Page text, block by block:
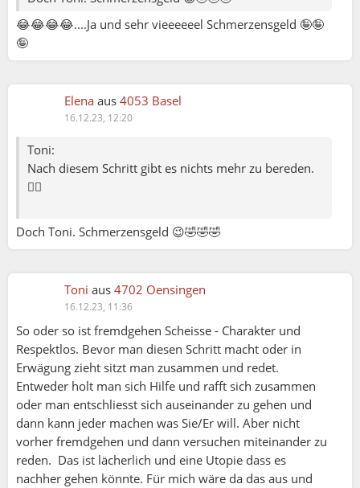
😂😂😂😂....Ja und sehr vieeeeeel Schmerzensgeld 🤪🤪
🤪
Elena aus 4053 Basel
16.12.23, 12:20
Toni:
Nach diesem Schritt gibt es nichts mehr zu bereden.
🤷‍♂️
Doch Toni. Schmerzensgeld 😉🤣🤣🤣
Toni aus 4702 Oensingen
16.12.23, 11:36
So oder so ist fremdgehen Scheisse - Charakter und
Respektlos. Bevor man diesen Schritt macht oder in
Erwägung zieht sitzt man zusammen und redet.
Entweder holt man sich Hilfe und rafft sich zusammen
oder man entschliesst sich auseinander zu gehen und
dann kann jeder machen was Sie/Er will. Aber nicht
vorher fremdgehen und dann versuchen miteinander zu
reden. Das ist lächerlich und eine Utopie dass es
nachher gehen könnte. Für mich wäre da das aus und